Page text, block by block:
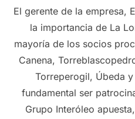
El gerente de la empresa,
la importancia de La
mayoría de los socios
Canena,
Torreperogil, Úbeda
fundamental ser
Grupo Interóleo